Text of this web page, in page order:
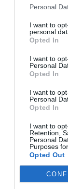
Personal
I want to
personal
Opted In
I want to
Personal
Opted In
I want to
Personal
Opted In
I want to
Retention,
Personal
Purposes
Opted Out